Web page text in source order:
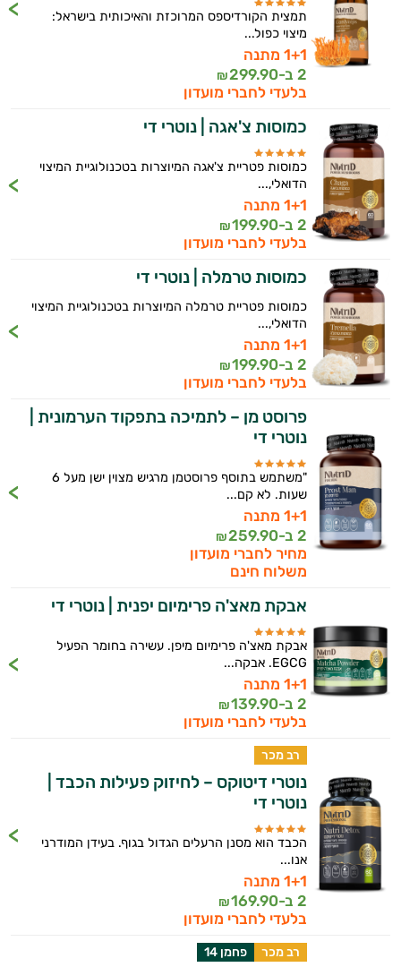
תמצית הקורדיספס המרוכזת והאיכותית בישראל:
מיצוי כפול...
1+1 מתנה
2 ב-
299.90
₪
בלעדי לחברי מועדון
כמוסות צ'אגה | נוטרי די
כמוסות פטריית צ'אגה המיוצרות בטכנולוגיית המיצוי
הדואלי,...
1+1 מתנה
2 ב-
199.90
₪
בלעדי לחברי מועדון
כמוסות טרמלה | נוטרי די
כמוסות פטריית טרמלה המיוצרות בטכנולוגיית המיצוי
הדואלי,...
1+1 מתנה
2 ב-
199.90
₪
בלעדי לחברי מועדון
פרוסט מן – לתמיכה בתפקוד הערמונית |
נוטרי די
"משתמש בתוסף פרוסטמן מרגיש מצוין ישן מעל 6
שעות. לא קם...
1+1 מתנה
2 ב-
259.90
₪
מחיר לחברי מועדון
משלוח חינם
אבקת מאצ'ה פרימיום יפנית | נוטרי די
אבקת מאצ'ה פרימיום מיפן. עשירה בחומר הפעיל
EGCG. אבקה...
1+1 מתנה
2 ב-
139.90
₪
בלעדי לחברי מועדון
רב מכר
נוטרי דיטוקס – לחיזוק פעילות הכבד |
נוטרי די
הכבד הוא מסנן הרעלים הגדול בגוף. בעידן המודרני
אנו...
1+1 מתנה
2 ב-
169.90
₪
בלעדי לחברי מועדון
רב מכר פחמן 14